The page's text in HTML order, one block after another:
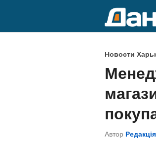
О
п
у
б
л
и
к
Новости
Автор